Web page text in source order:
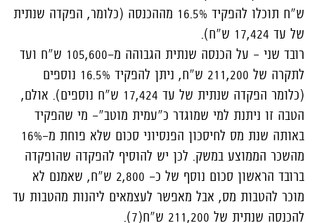
ש"ח תוכלו להפקיד 16.5% מההכנסה (כלומר, הפקדה שנתית
של עד 17,424 ש"ח).
רובד שני – על הכנסה שנתית הגבוהה מ-105,600 ש"ח ועד
לתקרה של 211,200 ש"ח, ניתן להפקיד 16.5% נוספים
(כלומר הפקדה שנתית של עד 17,424 ש"ח נוספים). אולם,
הטבה זו ניתנת למי שמוגדר כ"עמית מוטב"- מי שהפקיד
באותה שנת מס לחיסכון הפנסיוני סכום שלא פוחת מ-16%
מהשכר הממוצע במשק. לכן יש להוסיף להפקדה שהופקדה
ברובד הראשון סכום נוסף של כ- 2,800 ש"ח, שאמנם לא
מוכר להטבות מס, אבל מאפשר לעצמאים ליהנות מהטבות עד
להכנסה שנתית של 211,200 ש"ח(7).